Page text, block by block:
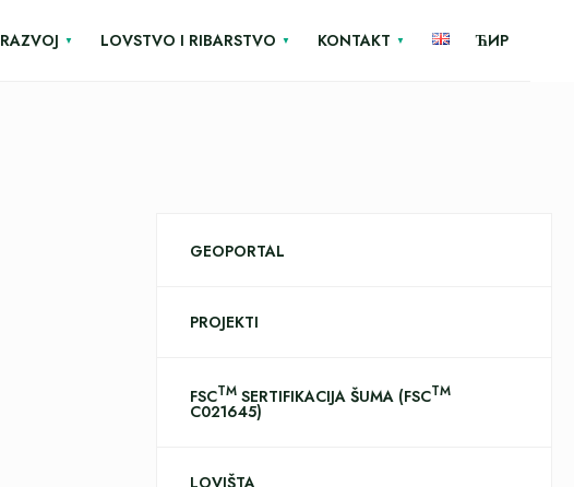
RAZVOJ LOVSTVO I RIBARSTVO KONTAKT ЋИР
GEOPORTAL
PROJEKTI
FSCTMSERTIFIKACIJA ŠUMA (FSCTM
C021645)
LOVIŠTA